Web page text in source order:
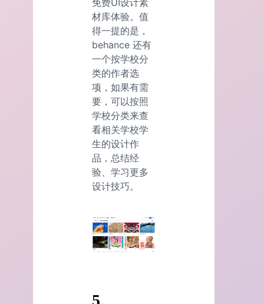
免费UI设计素
材库体验。值
得一提的是，
behance 还有
一个按学校分
类的作者选
项，如果有需
要，可以按照
学校分类来查
看相关学校学
生的设计作
品，总结经
验、学习更多
设计技巧。
5、